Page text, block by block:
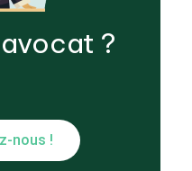
avocat ?
nous !